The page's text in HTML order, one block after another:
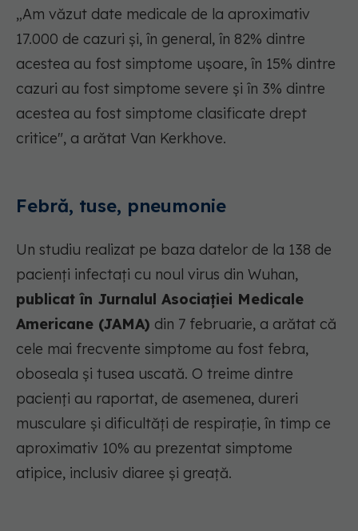
„Am văzut date medicale de la aproximativ
17.000 de cazuri și, în general, în 82% dintre
acestea au fost simptome ușoare, în 15% dintre
cazuri au fost simptome severe și în 3% dintre
acestea au fost simptome clasificate drept
critice", a arătat Van Kerkhove.
Febră, tuse, pneumonie
Un studiu realizat pe baza datelor de la 138 de
pacienți infectați cu noul virus din Wuhan,
publicat în Jurnalul Asociației Medicale
Americane (JAMA) din 7 februarie, a arătat că
cele mai frecvente simptome au fost febra,
oboseala și tusea uscată. O treime dintre
pacienți au raportat, de asemenea, dureri
musculare și dificultăți de respirație, în timp ce
aproximativ 10% au prezentat simptome
atipice, inclusiv diaree și greață.